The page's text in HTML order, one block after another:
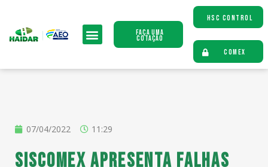
Faça uma
Cotação
HSC CONTROL
COMEX
07/04/2022 11:29
Siscomex apresenta falhas